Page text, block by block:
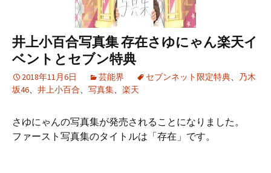
井上小百合写真集 存在さゆにゃん楽天イ
ベントとセブン特典
2018年11月6日 芸能界 セブンネット限定特典、
乃木
坂46、 井上小百合、 写真集、 楽天
さゆにゃんの写真集が発売されることになりました。
ファースト写真集のタイトルは「存在」です。